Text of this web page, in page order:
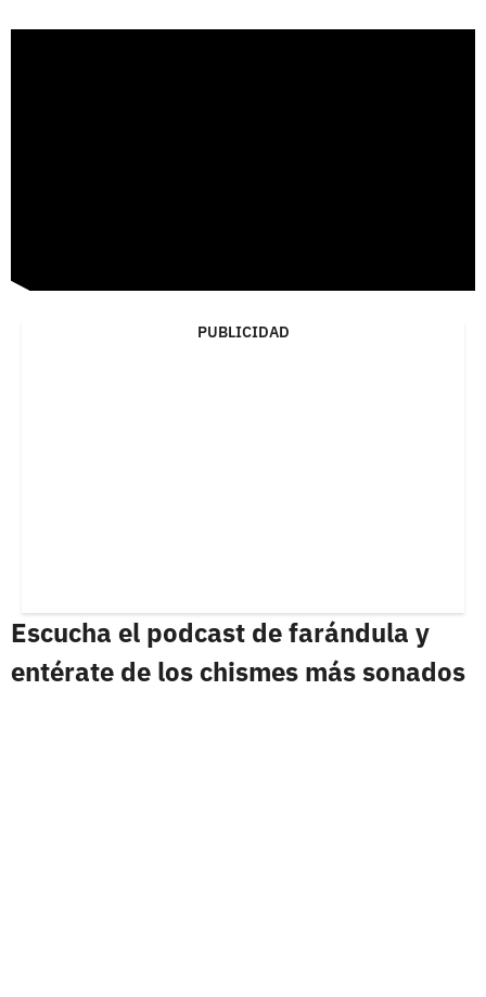
PUBLICIDAD
Escucha el podcast de farándula y
entérate de los chismes más sonados